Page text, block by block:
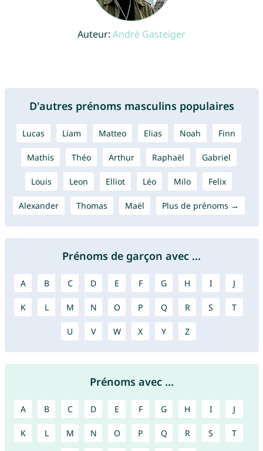
Auteur: André Gasteiger
D'autres prénoms masculins populaires
Lucas Liam Matteo Elias Noah Finn
Mathis Théo Arthur Raphaël Gabriel
Louis Leon Elliot Léo Milo Felix
Alexander Thomas Maël Plus de prénoms →
Prénoms de garçon avec ...
A B C D E F G H I J
K L M N O P Q R S T
U V W X Y Z
Prénoms avec ...
A B C D E F G H I J
K L M N O P Q R S T